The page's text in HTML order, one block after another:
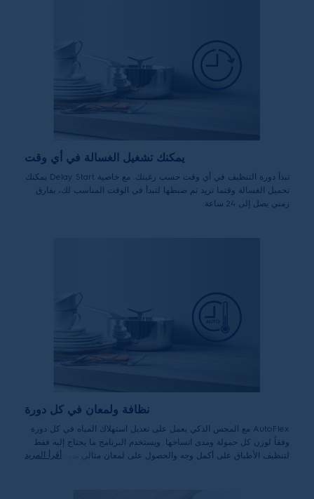
يمكنك تشغيل الغسالة في أي وقت
تبدأ دورة التنظيف في أي وقت حسب رغبتك. مع خاصية Delay Start يمكنك
تحميل الغسالة وقتما تريد ثم ضبطها لتبدأ في الوقت المناسب لك، بفارق
زمني يصل إلى 24 ساعة.
نظافة ولمعان في كل دورة
AutoFlex مع المجس الذكي يعمل على تعديل استهلاك المياه في كل دورة
وفقاً لوزن كل حمولة ومدى اتساخها. ويستخدم البرنامج ما يحتاج إليه فقط
لتنظيف الأطباق على أكمل وجه والحصول على لمعان مثالي بدون إهدارأقرأ المزيد